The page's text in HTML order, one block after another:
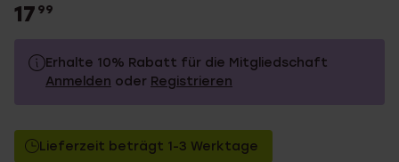
17 99
Erhalte 10% Rabatt für die Mitgliedschaft
Anmelden oder Registrieren
Ohne Mitgliederrabatt
Mit Mitgliederrabatt
Lieferzeit beträgt 1-3 Werktage